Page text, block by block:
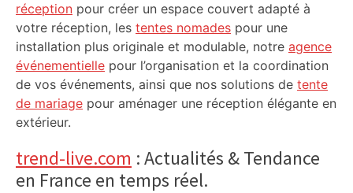
réception pour créer un espace couvert adapté à
votre réception, les tentes nomades pour une
installation plus originale et modulable, notre agence
événementielle pour l’organisation et la coordination
de vos événements, ainsi que nos solutions de tente
de mariage pour aménager une réception élégante en
extérieur.
trend-live.com : Actualités & Tendance
en France en temps réel.